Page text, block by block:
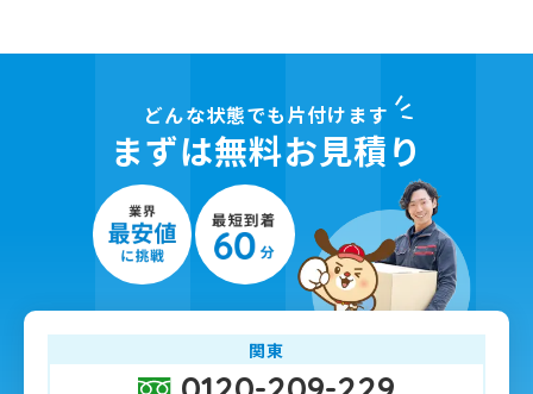
どんな状態でも片付けます
まずは無料お見積り
関東